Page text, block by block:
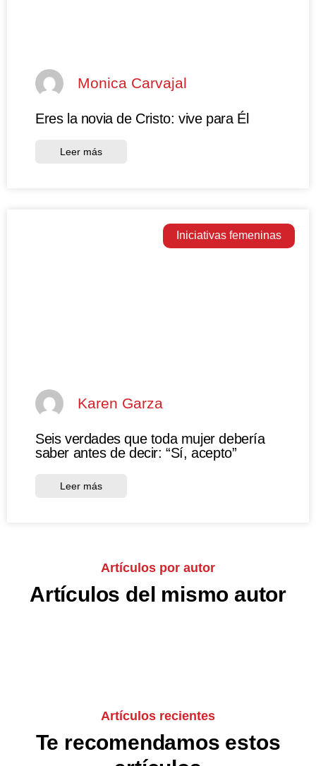
Monica Carvajal
Eres la novia de Cristo: vive para Él
Leer más
Iniciativas femeninas
Karen Garza
Seis verdades que toda mujer debería
saber antes de decir: “Sí, acepto”
Leer más
Artículos por autor
Artículos del mismo autor
Artículos recientes
Te recomendamos estos